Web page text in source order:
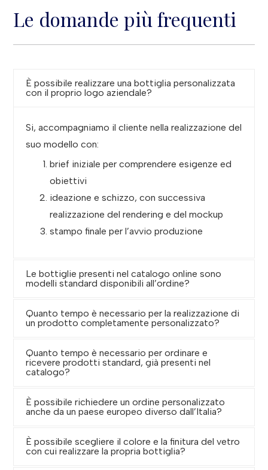
Le domande più frequenti
È possibile realizzare una bottiglia personalizzata
con il proprio logo aziendale?
Si, accompagniamo il cliente nella realizzazione del
suo modello con:
brief iniziale per comprendere esigenze ed
obiettivi
ideazione e schizzo, con successiva
realizzazione del rendering e del mockup
stampo finale per l’avvio produzione
Le bottiglie presenti nel catalogo online sono
modelli standard disponibili all’ordine?
Quanto tempo è necessario per la realizzazione di
un prodotto completamente personalizzato?
Quanto tempo è necessario per ordinare e
ricevere prodotti standard, già presenti nel
catalogo?
È possibile richiedere un ordine personalizzato
anche da un paese europeo diverso dall’Italia?
È possibile scegliere il colore e la finitura del vetro
con cui realizzare la propria bottiglia?